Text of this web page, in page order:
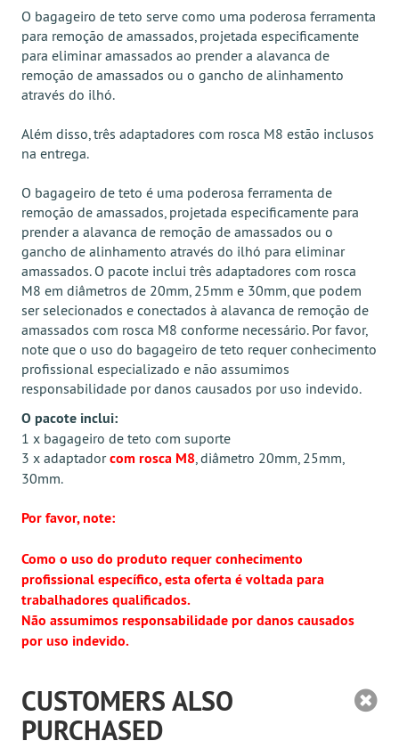
O bagageiro de teto serve como uma poderosa ferramenta
para remoção de amassados, projetada especificamente
para eliminar amassados ​​ao prender a alavanca de
remoção de amassados ou o gancho de alinhamento
através do ilhó.
Além disso, três adaptadores com rosca M8 estão inclusos
na entrega.
O bagageiro de teto é uma poderosa ferramenta de
remoção de amassados, projetada especificamente para
prender a alavanca de remoção de amassados ou o
gancho de alinhamento através do ilhó para eliminar
amassados. O pacote inclui três adaptadores com rosca
M8 em diâmetros de 20mm, 25mm e 30mm, que podem
ser selecionados e conectados à alavanca de remoção de
amassados com rosca M8 conforme necessário. Por favor,
note que o uso do bagageiro de teto requer conhecimento
profissional especializado e não assumimos
responsabilidade por danos causados ​​por uso indevido.
O pacote inclui:
1 x bagageiro de teto com suporte
3 x adaptadorcom rosca M8, diâmetro 20mm, 25mm,
30mm.
Por favor, note:
Como o uso do produto requer conhecimento
profissional específico, esta oferta é voltada para
trabalhadores qualificados.
Não assumimos responsabilidade por danos causados
por uso indevido.
CUSTOMERS ALSO
PURCHASED